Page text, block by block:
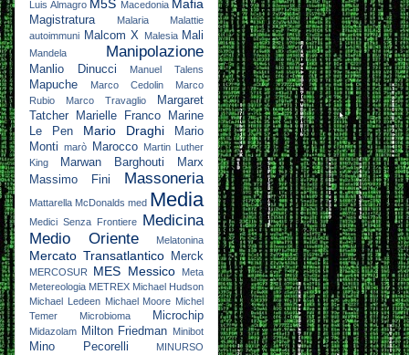
Luis Almagro M5S Macedonia Mafia
Magistratura Malaria
Malattie
autoimmuni Malcom X Malesia Mali
Mandela Manipolazione
Manlio Dinucci Manuel Talens
Mapuche Marco Cedolin
Marco
Rubio
Marco Travaglio
Margaret
Tatcher
Marielle Franco
Marine
Le Pen
Mario Draghi
Mario
Monti
marò Marocco
Martin Luther
King
Marwan Barghouti
Marx
Massimo Fini
Massoneria
Mattarella McDonalds med Media
Medici Senza Frontiere Medicina
Medio Oriente
Melatonina
Mercato Transatlantico Merck
MERCOSUR MES Messico
Meta
Metereologia METREX Michael Hudson
Michael Ledeen Michael Moore Michel
Temer
Microbioma Microchip
Midazolam Milton Friedman Minibot
Mino Pecorelli
MINURSO